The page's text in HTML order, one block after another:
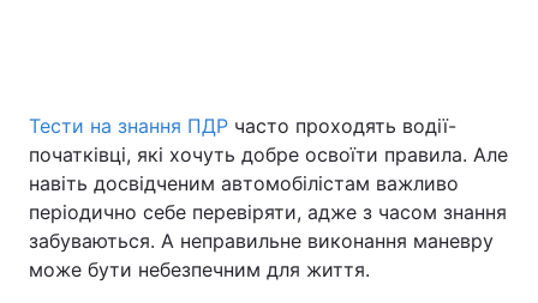
Тести на знання ПДР часто проходять водії-
початківці, які хочуть добре освоїти правила. Але
навіть досвідченим автомобілістам важливо
періодично себе перевіряти, адже з часом знання
забуваються. А неправильне виконання маневру
може бути небезпечним для життя.